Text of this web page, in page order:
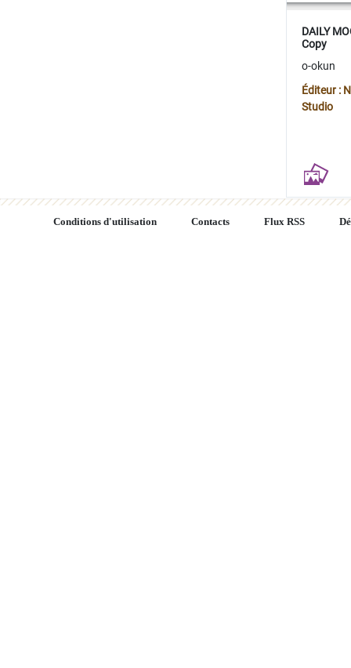
DAILY
Copy
o-okun
Éditeur :
Studio
Conditions d'utilisation Contacts Flux RSS